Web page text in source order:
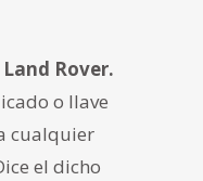
Land Rover.
o llave
cualquier
el dicho